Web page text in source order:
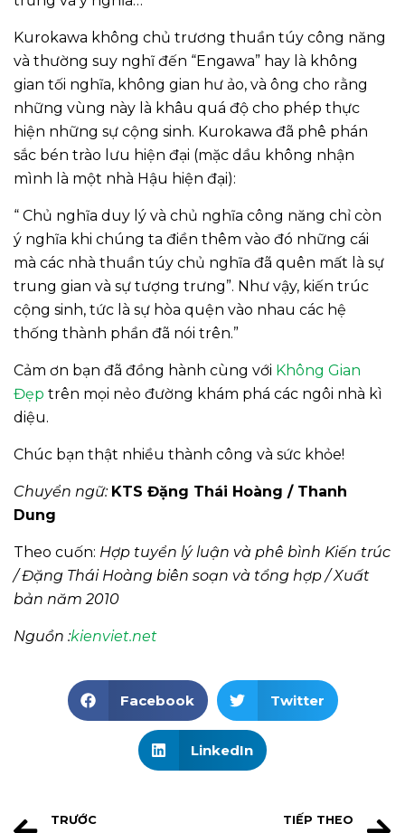
Kurokawa không chủ trương thuần túy công năng
và thường suy nghĩ đến “Engawa” hay là không
gian tối nghĩa, không gian hư ảo, và ông cho rằng
những vùng này là khâu quá độ cho phép thực
hiện những sự cộng sinh. Kurokawa đã phê phán
sắc bén trào lưu hiện đại (mặc dầu không nhận
mình là một nhà Hậu hiện đại):
“ Chủ nghĩa duy lý và chủ nghĩa công năng chỉ còn
ý nghĩa khi chúng ta điền thêm vào đó những cái
mà các nhà thuần túy chủ nghĩa đã quên mất là sự
trung gian và sự tượng trưng”. Như vậy, kiến trúc
cộng sinh, tức là sự hòa quện vào nhau các hệ
thống thành phần đã nói trên.”
Cảm ơn bạn đã đồng hành cùng với Không Gian
Đẹp trên mọi nẻo đường khám phá các ngôi nhà kì
diệu.
Chúc bạn thật nhiều thành công và sức khỏe!
Chuyển ngữ: KTS Đặng Thái Hoàng / Thanh
Dung
Theo cuốn: Hợp tuyển lý luận và phê bình Kiến trúc
/ Đặng Thái Hoàng biên soạn và tổng hợp / Xuất
bản năm 2010
Nguồn :kienviet.net
Facebook Twitter
LinkedIn
TRƯỚC TIẾP THEO